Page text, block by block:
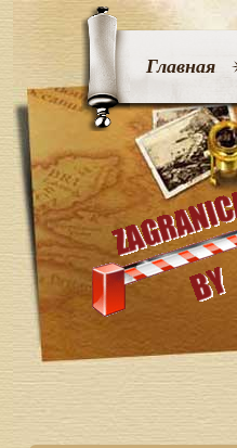
Главная